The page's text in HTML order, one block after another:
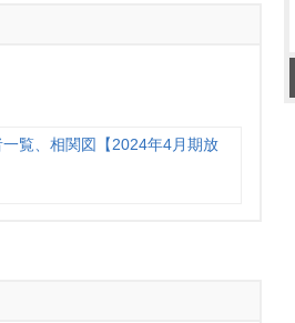
覧、相関図【2024年4月期放